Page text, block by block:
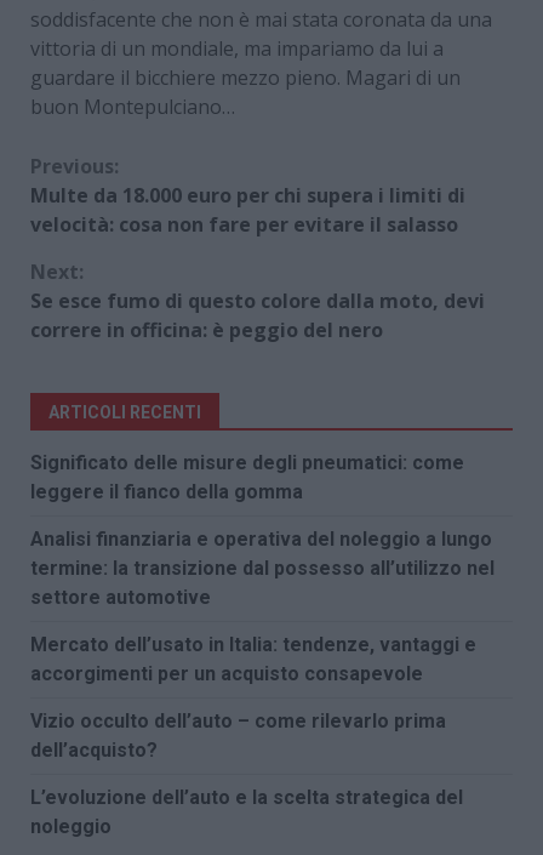
soddisfacente che non è mai stata coronata da una
vittoria di un mondiale, ma impariamo da lui a
guardare il bicchiere mezzo pieno. Magari di un
buon Montepulciano…
Continue
Reading
Previous:
Multe da 18.000 euro per chi supera i limiti di
velocità: cosa non fare per evitare il salasso
Next:
Se esce fumo di questo colore dalla moto, devi
correre in officina: è peggio del nero
ARTICOLI RECENTI
Significato delle misure degli pneumatici: come
leggere il fianco della gomma
Analisi finanziaria e operativa del noleggio a lungo
termine: la transizione dal possesso all’utilizzo nel
settore automotive
Mercato dell’usato in Italia: tendenze, vantaggi e
accorgimenti per un acquisto consapevole
Vizio occulto dell’auto – come rilevarlo prima
dell’acquisto?
L’evoluzione dell’auto e la scelta strategica del
noleggio